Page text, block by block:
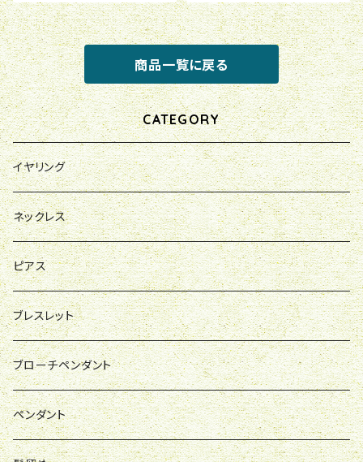
商品一覧に戻る
CATEGORY
イヤリング
ネックレス
ピアス
ブレスレット
ブローチペンダント
ペンダント